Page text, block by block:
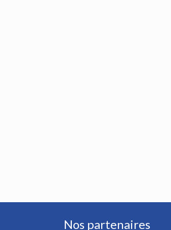
Nos partenaires